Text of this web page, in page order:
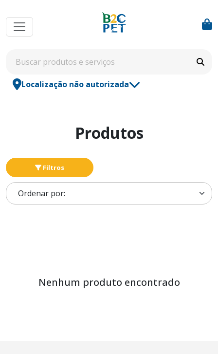
Localização não autorizada
Produtos
Filtros
Nenhum produto encontrado